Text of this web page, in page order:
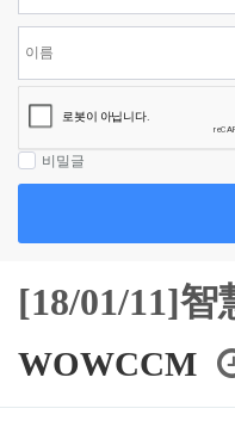
비밀글
[18/01/11]
WOWCCM